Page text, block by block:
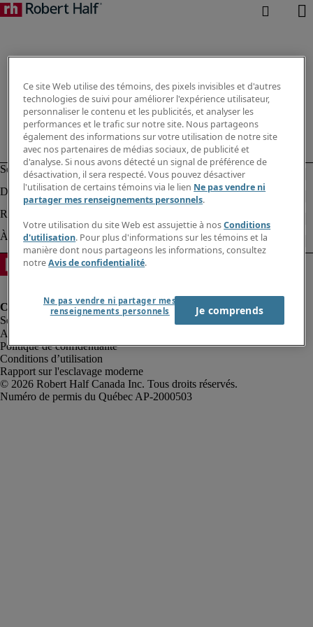
Alerte à la fraude
Politique de confidentialité
Conditions d’utilisation
Rapport sur l'esclavage moderne
Robert Half Canada Inc. Tous droits réservés.
Ce site Web utilise des témoins, des pixels invisibles et d'autres
technologies de suivi pour améliorer l'expérience utilisateur,
personnaliser le contenu et les publicités, et analyser les
performances et le trafic sur notre site. Nous partageons
également des informations sur votre utilisation de notre site
avec nos partenaires de médias sociaux, de publicité et
d'analyse. Si nous avons détecté un signal de préférence de
désactivation, il sera respecté. Vous pouvez désactiver
l'utilisation de certains témoins via le lien Ne pas vendre ni
partager mes renseignements personnels.
Votre utilisation du site Web est assujettie à nosConditions
d'utilisation. Pour plus d'informations sur les témoins et la
manière dont nous partageons les informations, consultez
notreAvis de confidentialité.
Ne pas vendre ni partager mes
renseignements personnels
Je comprends